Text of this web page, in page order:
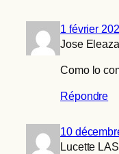
1 février
Jose
Como lo
Répondre
10
Lucette